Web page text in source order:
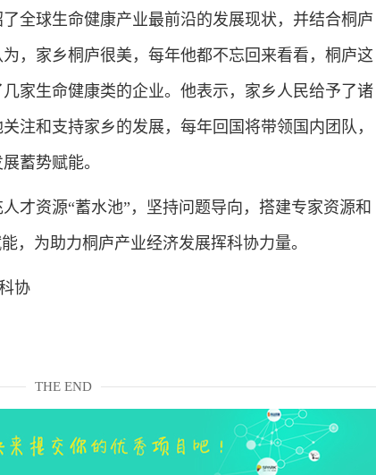
球生命健康产业最前沿的发展现状，并结合桐庐
，家乡桐庐很美，每年他都不忘回来看看，桐庐这
家生命健康类的企业。他表示，家乡人民给予了诸
注和支持家乡的发展，每年回国将带领国内团队，
蓄势赋能。
资源“蓄水池”，坚持问题导向，搭建专家资源和
，为助力桐庐产业经济发展挥科协力量。
协
THE END